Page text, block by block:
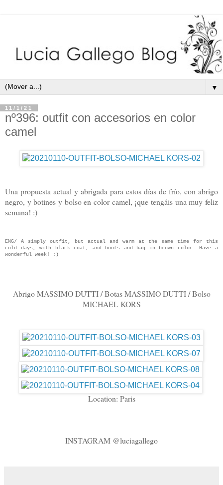
▼
11/1/21
nº396: outfit con accesorios en color
camel
Una propuesta actual y abrigada para estos días de frío, con abrigo
negro, y botines y bolso en color camel, ¡que tengáis una muy feliz
semana! :)
ENG/ A simply outfit, but actual and warm at the same time for this
cold days, with black coat, and boots and bag in brown color. Have a
wonderful week! :)
Abrigo MASSIMO DUTTI / Botas MASSIMO DUTTI / Bolso
MICHAEL KORS
Location: Paris
INSTAGRAM @luciagallego